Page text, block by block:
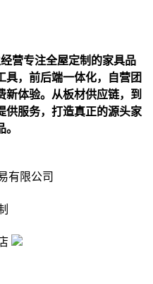
营专注全屋定制的家具品
具，前后端一体化，自营团
新体验。从板材供应链，到
供服务，打造真正的源头家
。
有限公司